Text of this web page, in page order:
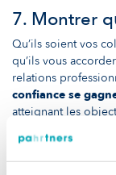
7. Montrer
Qu’ils soient vos
qu’ils vous
relations
confiance se
atteignant les
8.